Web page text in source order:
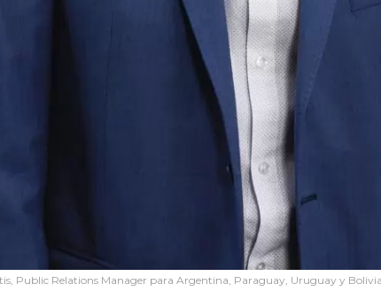
Public Relations Manager para Argentina, Paraguay, Uruguay y Bolivia